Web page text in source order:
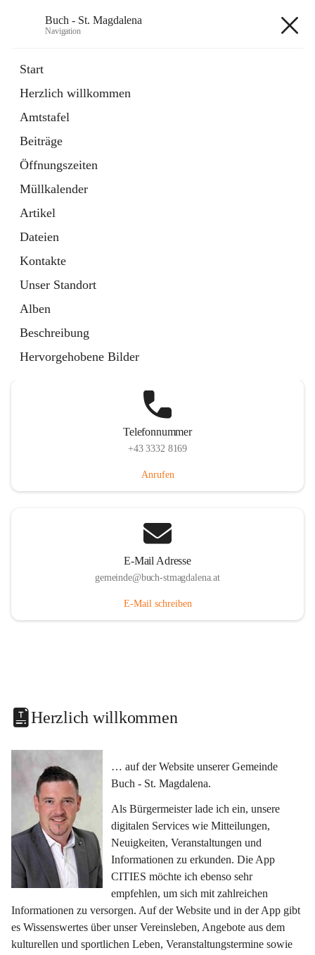
Buch - St. Magdalena
Navigation
Start
Herzlich willkommen
Amtstafel
Beiträge
Öffnungszeiten
Müllkalender
Artikel
Dateien
Kontakte
Unser Standort
Alben
Beschreibung
Hervorgehobene Bilder
11 Schnellzugriffe
Bürgerservice
10 Schnellzugriffe
Telefonnummer
+43 3332 8169
Anrufen
E-Mail Adresse
gemeinde@buch-stmagdalena.at
E-Mail schreiben
Herzlich willkommen
… auf der Website unserer Gemeinde
Buch - St. Magdalena.
Als Bürgermeister lade ich ein, unsere
digitalen Services wie Mitteilungen,
Neuigkeiten, Veranstaltungen und
Informationen zu erkunden. Die App
CITIES möchte ich ebenso sehr
empfehlen, um sich mit zahlreichen
Informationen zu versorgen. Auf der Website und in der App gibt
es Wissenswertes über unser Vereinsleben, Angebote aus dem
kulturellen und sportlichen Leben, Veranstaltungstermine sowie